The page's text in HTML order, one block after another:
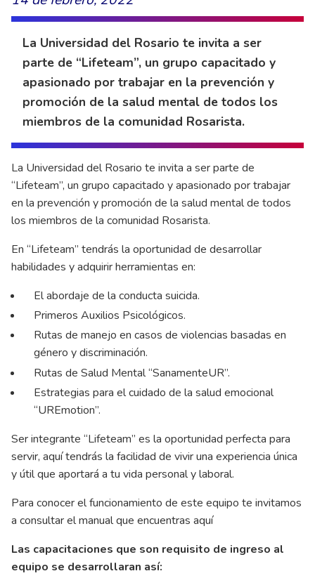
La Universidad del Rosario te invita a ser
parte de “Lifeteam”, un grupo capacitado y
apasionado por trabajar en la prevención y
promoción de la salud mental de todos los
miembros de la comunidad Rosarista.
La Universidad del Rosario te invita a ser parte de
“Lifeteam”, un grupo capacitado y apasionado por trabajar
en la prevención y promoción de la salud mental de todos
los miembros de la comunidad Rosarista.
En “Lifeteam” tendrás la oportunidad de desarrollar
habilidades y adquirir herramientas en:
El abordaje de la conducta suicida.
Primeros Auxilios Psicológicos.
Rutas de manejo en casos de violencias basadas en
género y discriminación.
Rutas de Salud Mental “SanamenteUR”.
Estrategias para el cuidado de la salud emocional
“UREmotion”.
Ser integrante “Lifeteam” es la oportunidad perfecta para
servir, aquí tendrás la facilidad de vivir una experiencia única
y útil que aportará a tu vida personal y laboral.
Para conocer el funcionamiento de este equipo te invitamos
a consultar el manual que encuentras aquí
Las capacitaciones que son requisito de ingreso al
equipo se desarrollaran así: